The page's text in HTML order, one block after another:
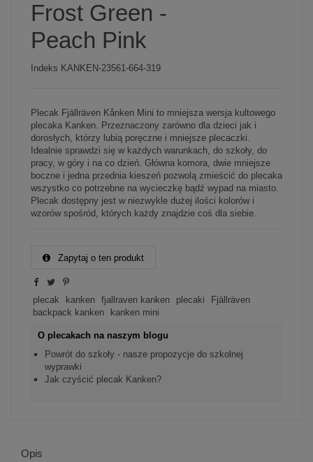
Frost Green -
Peach Pink
Indeks KANKEN-23561-664-319
Plecak Fjällräven Kånken Mini to mniejsza wersja kultowego
plecaka Kanken. Przeznaczony zarówno dla dzieci jak i
dorosłych, którzy lubią poręczne i mniejsze plecaczki.
Idealnie sprawdzi się w każdych warunkach, do szkoły, do
pracy, w góry i na co dzień. Główna komora, dwie mniejsze
boczne i jedna przednia kieszeń pozwolą zmieścić do plecaka
wszystko co potrzebne na wycieczkę bądź wypad na miasto.
Plecak dostępny jest w niezwykle dużej ilości kolorów i
wzorów spośród, których każdy znajdzie coś dla siebie.
Zapytaj o ten produkt
plecak kanken fjallraven kanken plecaki
Fjällräven
backpack kanken
kanken mini
O plecakach na naszym blogu
Powrót do szkoły - nasze propozycje do szkolnej
wyprawki
Jak czyścić plecak Kanken?
Opis